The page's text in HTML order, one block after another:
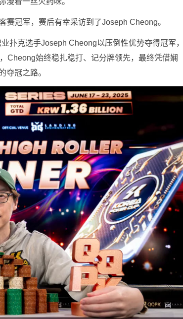
赛冠军，赛后有幸采访到了Joseph Cheong。
扑克选手Joseph Cheong以压倒性优势夺得冠军，
Cheong始终稳扎稳打、记分牌领先，最终凭借娴
夺冠之路。